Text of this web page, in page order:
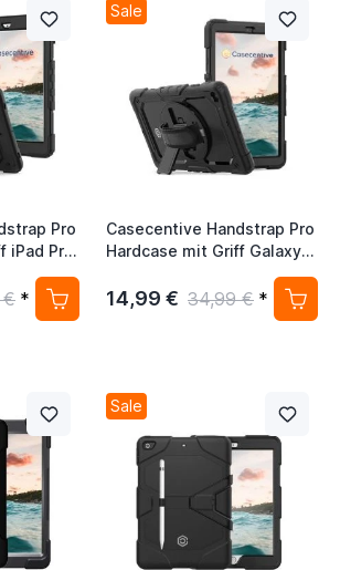
Pro
iPad Pro
€ *
Sale
Casecentive Handstrap Pro
Hardcase mit Griff Galaxy
Tab A 10.1 2019 schwarz
14,99 € 34,99 € *
Sale